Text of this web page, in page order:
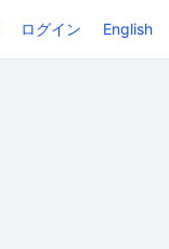
ログイン English